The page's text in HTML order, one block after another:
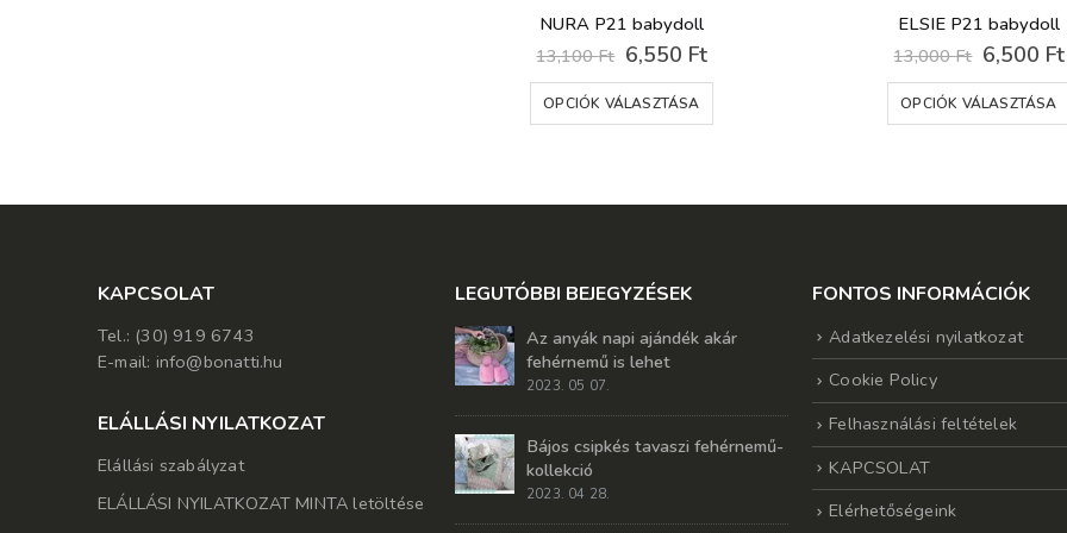
NURA P21 babydoll
13,100Ft Original
was:
13,100 Ft.
6,550 FtCurrent
6,550 Ft.
OPCIÓK VÁLASZTÁSA
Ennek a terméknek több variációja van. A változatok a termékoldalon választhatók ki
ELSIE P21 babydoll
13,000Ft Original
was:
13,000
6,500 Ft
OPCIÓK VÁLASZTÁSA
KAPCSOLAT
Tel.: (30) 919 6743
E-mail: info@bonatti.hu
ELÁLLÁSI NYILATKOZAT
Elállási szabályzat
ELÁLLÁSI NYILATKOZAT MINTA letöltése
LEGUTÓBBI BEJEGYZÉSEK
Az anyák napi ajándék akár
fehérnemű is lehet
2023. 05 07.
Bájos csipkés tavaszi fehérnemű-
kollekció
2023. 04 28.
FONTOS INFORMÁCIÓK
Adatkezelési nyilatkozat
Cookie Policy
Felhasználási feltételek
KAPCSOLAT
Elérhetőségeink